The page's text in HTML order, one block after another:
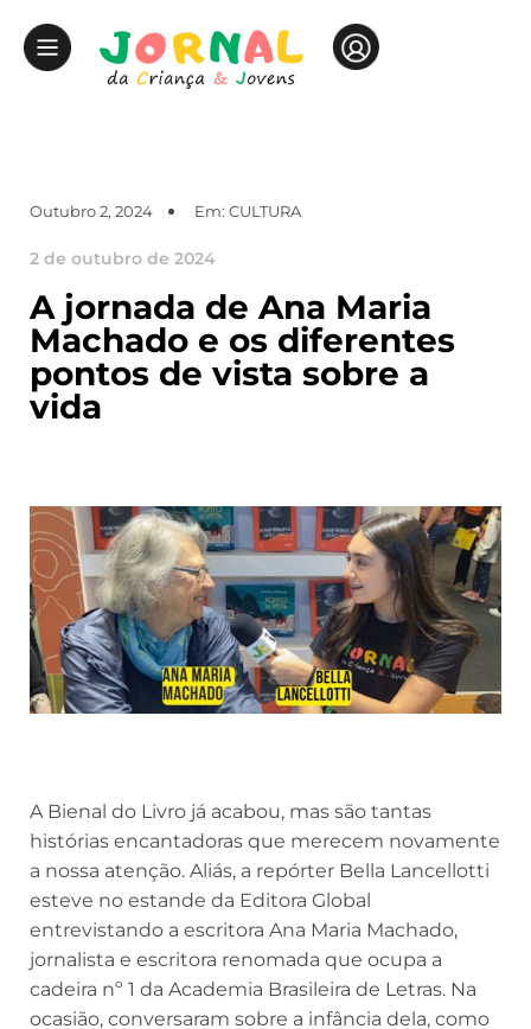
Outubro 2, 2024 Em: CULTURA
2 de outubro de 2024
A jornada de Ana Maria
Machado e os diferentes
pontos de vista sobre a
vida
A Bienal do Livro já acabou, mas são tantas
histórias encantadoras que merecem novamente
a nossa atenção. Aliás, a repórter Bella Lancellotti
esteve no estande da Editora Global
entrevistando a escritora Ana Maria Machado,
jornalista e escritora renomada que ocupa a
cadeira nº 1 da Academia Brasileira de Letras. Na
ocasião, conversaram sobre a infância dela, como